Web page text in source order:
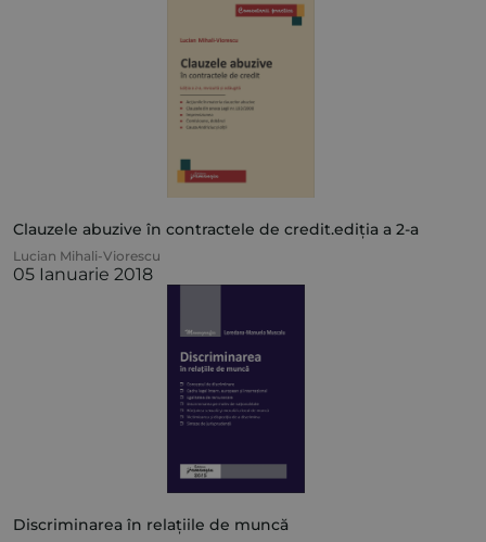
Clauzele abuzive în contractele de credit.ediția a 2-a
Lucian Mihali-Viorescu
05 Ianuarie 2018
Discriminarea în relațiile de muncă